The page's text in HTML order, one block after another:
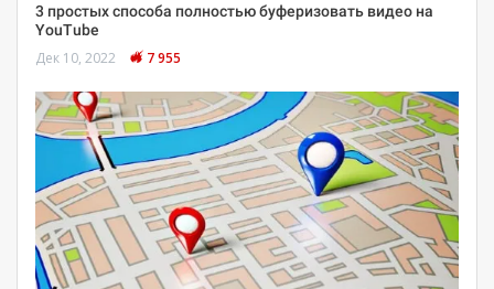
3 простых способа полностью буферизовать видео на
YouTube
Дек 10, 2022 7 955